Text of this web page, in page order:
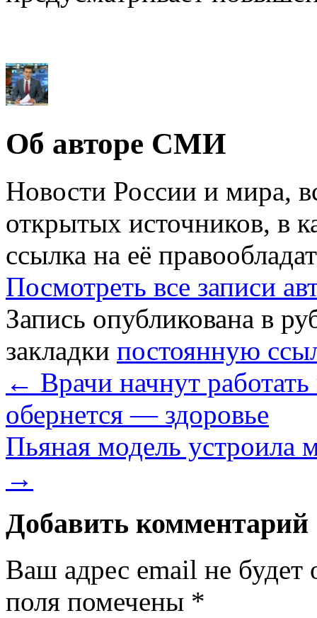
Об авторе СМИ
Новости России и мира,
открытых источников, в
ссылка на её
Посмотреть все записи
Запись опубликована в
закладки постоянную
← Врачи начнут
обернется — здоровье
Пьяная модель
→
Добавить комментарий
Ваш адрес email не будет
поля помечены *